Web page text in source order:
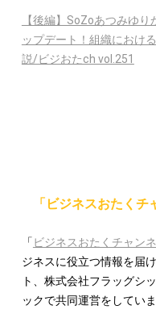
【後編】SoZoあつみゆ
ップデート！組織におけ
説/ビジおたch vol.251
「ビジネスおたく
「 ビジネスおたくチャン
ジネスに役立つ情報を届
ト、株式会社フラッグシ
ックで共同運営をしていま